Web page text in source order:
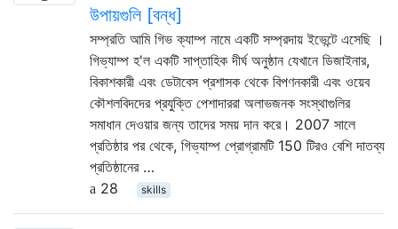
উপায়গুলি [বন্ধ]
সম্প্রতি আমি গিভ ক্যাম্প নামে একটি সম্প্রদায় ইভেন্টে এসেছি ।
গিভ্যাম্প হ'ল একটি সাপ্তাহিক দীর্ঘ অনুষ্ঠান যেখানে ডিজাইনার,
বিকাশকারী এবং ডেটাবেস প্রশাসক থেকে বিপণনকারী এবং ওয়েব
কৌশলবিদদের প্রযুক্তি পেশাদাররা অলাভজনক সংস্থাগুলির
সমাধান দেওয়ার জন্য তাদের সময় দান করে। 2007 সালে
প্রতিষ্ঠার পর থেকে, গিভ্যাম্প প্রোগ্রামটি 150 টিরও বেশি দাতব্য
প্রতিষ্ঠানের …
28
skills